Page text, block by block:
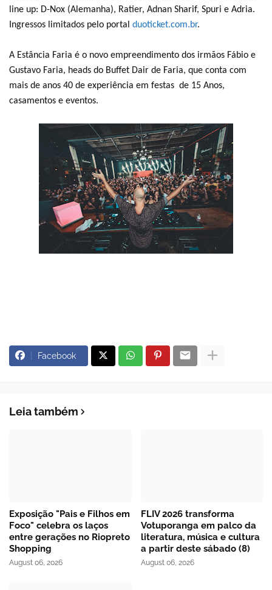
line up: D-Nox (Alemanha), Ratier, Adnan Sharif, Spuri e Adria.
Ingressos limitados pelo portal duoticket.com.br.
A Estância Faria é o novo empreendimento dos irmãos Fábio e
Gustavo Faria, heads do Buffet Dair de Faria, que conta com
mais de anos 40 de experiência em festas de 15 Anos,
casamentos e eventos.
Facebook
Leia também
Exposição "Pais e Filhos em
Foco" celebra os laços
entre gerações no Riopreto
Shopping
August 06, 2026
FLIV 2026 transforma
Votuporanga em palco da
literatura, música e cultura
a partir deste sábado (8)
August 06, 2026